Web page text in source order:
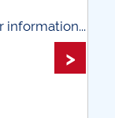
further
>